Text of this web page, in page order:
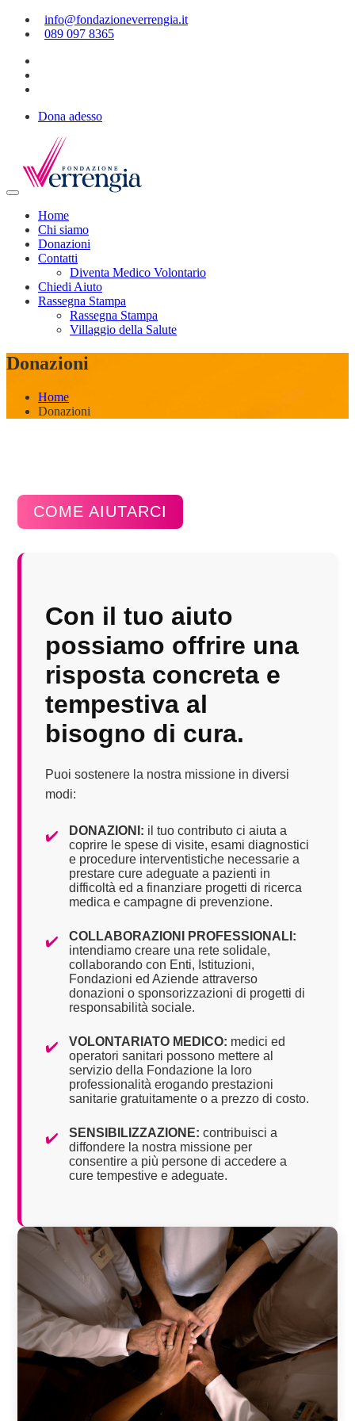
info@fondazioneverrengia.it
089 097 8365
Dona adesso
Home
Chi siamo
Donazioni
Contatti
Diventa Medico Volontario
Chiedi Aiuto
Rassegna Stampa
Rassegna Stampa
Villaggio della Salute
Donazioni
Home
Donazioni
COME AIUTARCI
Con il tuo aiuto
possiamo offrire una
risposta concreta e
tempestiva al
bisogno di cura.
Puoi sostenere la nostra missione in diversi
modi:
✔️ DONAZIONI: il tuo contributo ci aiuta a
coprire le spese di visite, esami diagnostici
e procedure interventistiche necessarie a
prestare cure adeguate a pazienti in
difficoltà ed a finanziare progetti di ricerca
medica e campagne di prevenzione.
✔️
COLLABORAZIONI PROFESSIONALI:
intendiamo creare una rete solidale,
collaborando con Enti, Istituzioni,
Fondazioni ed Aziende attraverso
donazioni o sponsorizzazioni di progetti di
responsabilità sociale.
✔️ VOLONTARIATO MEDICO: medici ed
operatori sanitari possono mettere al
servizio della Fondazione la loro
professionalità erogando prestazioni
sanitarie gratuitamente o a prezzo di costo.
✔️ SENSIBILIZZAZIONE: contribuisci a
diffondere la nostra missione per
consentire a più persone di accedere a
cure tempestive e adeguate.